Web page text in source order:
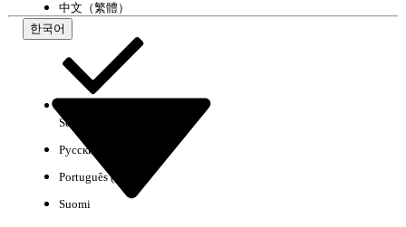
한국어
中文（繁體）
Select Org
Русский
Português (Brasil)
Suomi